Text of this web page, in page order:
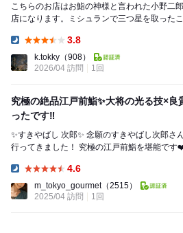
こちらのお店はお鮨の神様と言われた小野二
店になります。ミシュランで三つ星を取った
3.8
k.tokky （908）
2026/04 訪問
1回
究極の絶品江戸前鮨✨大将の光る技×良
ったです‼️
✨すきやばし 次郎✨ 念願のすきやばし次郎さん✨ 19:30-の回を予約して
行ってきました！ 究極の江戸前鮨を堪能です❤️ 〜order〜 【刺身（4品）
4.6
m_tokyo_gourmet （2515）
2025/04 訪問
1回